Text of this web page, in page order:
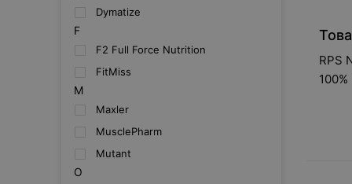
Dymatize
F
F2 Full Force Nutrition
FitMiss
M
Maxler
MusclePharm
Mutant
O
RPS